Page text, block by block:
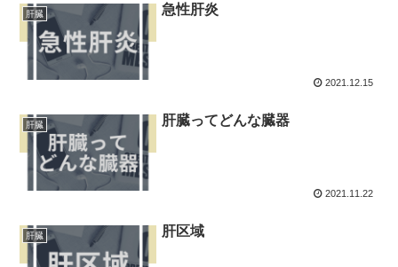
肝臓 急性肝炎
2021.12.15
肝臓 肝臓ってどんな臓器
2021.11.22
肝臓 肝区域